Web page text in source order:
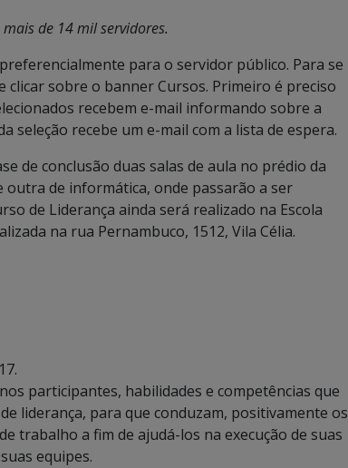
de 14 mil servidores.
para o servidor público. Para se
clicar sobre o banner Cursos. Primeiro é preciso
recebem e-mail informando sobre a
seleção recebe um e-mail com a lista de espera.
de conclusão duas salas de aula no prédio da
outra de informática, onde passarão a ser
de Liderança ainda será realizado na Escola
na rua Pernambuco, 1512, Vila Célia.
participantes, habilidades e competências que
liderança, para que conduzam, positivamente os
trabalho a fim de ajudá-los na execução de suas
equipes.